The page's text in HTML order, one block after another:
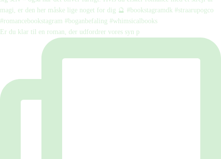
Er du klar til en roman, der udfordrer vores syn p